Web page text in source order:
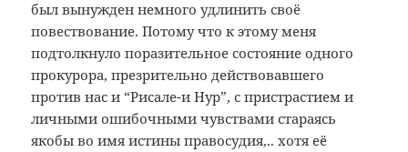
был вынужден немного удлинить своё
повествование. Потому что к этому меня
подтолкнуло поразительное состояние одного
прокурора, презрительно действовавшего
против нас и “Рисале-и Нур”, с пристрастием и
личными ошибочными чувствами стараясь
якобы во имя истины правосудия,.. хотя её